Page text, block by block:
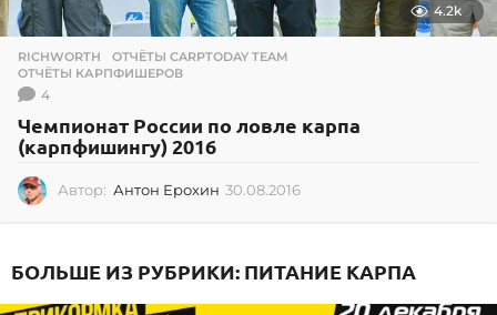
4.2k
RICHWORTH ,ОТЧЁТЫ CARPTODAY TEAM
ОТЧЁТЫ КАРПФИШЕРОВ
4
Чемпионат России по ловле карпа
(карпфишингу) 2016
Автор: Антон Ерохин 30.08.2016
8
БОЛЬШЕ ИЗ РУБРИКИ: ПИТАНИЕ КАРПА